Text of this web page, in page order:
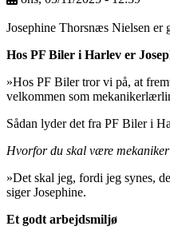
Josephine Thorsnæs Nielsen
Hos PF Biler i Harlev er
»Hos PF Biler tror vi på, at
velkommen som
Sådan lyder det fra PF Biler i
Hvorfor du skal være
»Det skal jeg, fordi jeg synes,
siger Josephine.
Et godt arbejdsmiljø